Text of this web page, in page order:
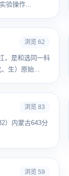
验操作...
浏览 62
，是和选同一科
生）原始...
浏览 83
）内蒙古643分
浏览 59